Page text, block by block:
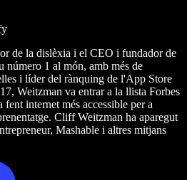
de la dislèxia i el CEO i fundador de
número 1 al món, amb més de
i líder del rànquing de l'App Store
Weitzman va entrar a la llista Forbes
fent internet més accessible per a
Cliff Weitzman ha aparegut
Mashable i altres mitjans